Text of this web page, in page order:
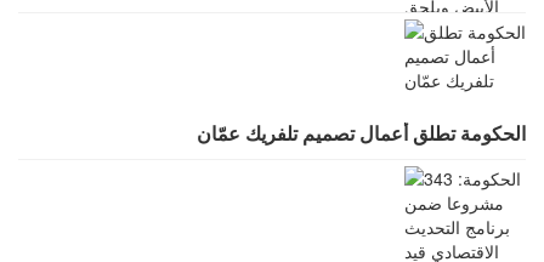
الحكومة تطلق أعمال تصميم تلفريك عمّان